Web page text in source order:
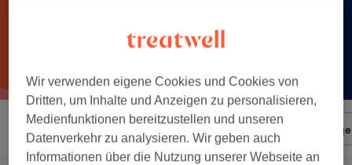
Sortieren nach Beliebiger Preis
Wir verwenden eigene Cookies und Cookies von
Dritten, um Inhalte und Anzeigen zu personalisieren,
Medienfunktionen bereitzustellen und unseren
Datenverkehr zu analysieren. Wir geben auch
Informationen über die Nutzung unserer Webseite an